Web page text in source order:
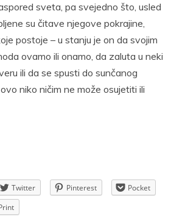
sveta, pa svejedno što, usled
su čitave njegove pokrajine,
postoje – u stanju je on da svojim
ovamo ili onamo, da zaluta u neki
ili da se spusti do sunčanog
niko ničim ne može osujetiti ili
Twitter Pinterest
Pocket